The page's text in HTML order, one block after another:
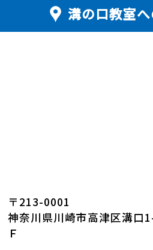
溝の口教室
〒213-0001
神奈川県川崎市高津区溝口
Ｆ